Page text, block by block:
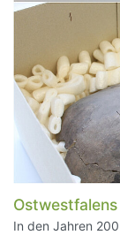
In den Jahren